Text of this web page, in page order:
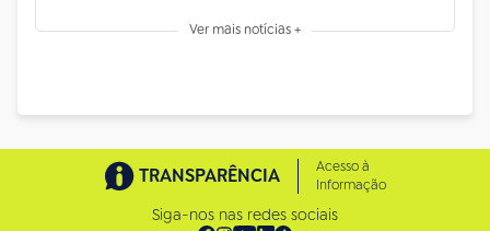
Ver mais notícias +
TRANSPARÊNCIA
Acesso à
Informação
Siga-nos nas redes sociais